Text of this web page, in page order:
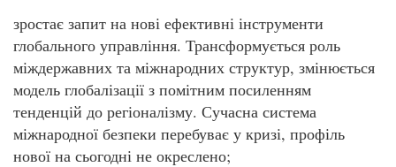
зростає запит на нові ефективні інструменти
глобального управління. Трансформується роль
міждержавних та міжнародних структур, змінюється
модель глобалізації з помітним посиленням
тенденцій до регіоналізму. Сучасна система
міжнародної безпеки перебуває у кризі, профіль
нової на сьогодні не окреслено;